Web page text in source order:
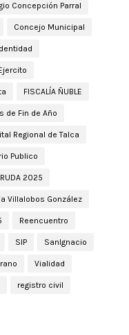
Concepción Parral
Concejo Municipal
FISCALÍA ÑUBLE
de Fin de Año
Regional de Talca
Publico
2025
Villalobos González
Reencuentro
SIP SanIgnacio
Vialidad
registro civil